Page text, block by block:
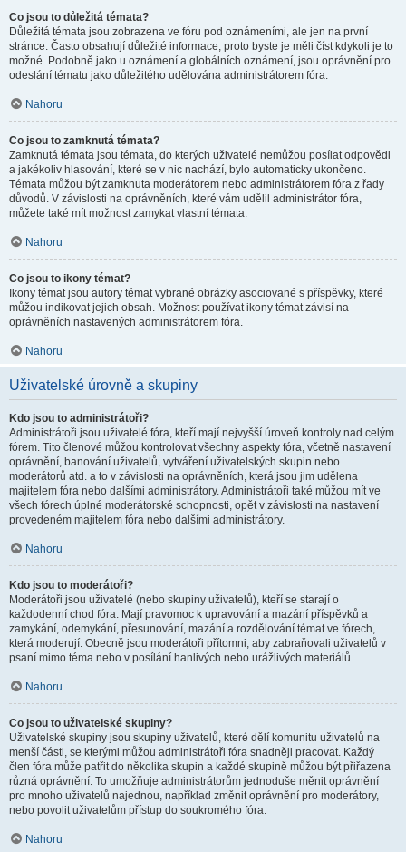
Co jsou to důležitá témata?
Důležitá témata jsou zobrazena ve fóru pod oznámeními, ale jen na první
stránce. Často obsahují důležité informace, proto byste je měli číst kdykoli je to
možné. Podobně jako u oznámení a globálních oznámení, jsou oprávnění pro
odeslání tématu jako důležitého udělována administrátorem fóra.
Nahoru
Co jsou to zamknutá témata?
Zamknutá témata jsou témata, do kterých uživatelé nemůžou posílat odpovědi
a jakékoliv hlasování, které se v nic nachází, bylo automaticky ukončeno.
Témata můžou být zamknuta moderátorem nebo administrátorem fóra z řady
důvodů. V závislosti na oprávněních, které vám udělil administrátor fóra,
můžete také mít možnost zamykat vlastní témata.
Nahoru
Co jsou to ikony témat?
Ikony témat jsou autory témat vybrané obrázky asociované s příspěvky, které
můžou indikovat jejich obsah. Možnost používat ikony témat závisí na
oprávněních nastavených administrátorem fóra.
Nahoru
Uživatelské úrovně a skupiny
Kdo jsou to administrátoři?
Administrátoři jsou uživatelé fóra, kteří mají nejvyšší úroveň kontroly nad celým
fórem. Tito členové můžou kontrolovat všechny aspekty fóra, včetně nastavení
oprávnění, banování uživatelů, vytváření uživatelských skupin nebo
moderátorů atd. a to v závislosti na oprávněních, která jsou jim udělena
majitelem fóra nebo dalšími administrátory. Administrátoři také můžou mít ve
všech fórech úplné moderátorské schopnosti, opět v závislosti na nastavení
provedeném majitelem fóra nebo dalšími administrátory.
Nahoru
Kdo jsou to moderátoři?
Moderátoři jsou uživatelé (nebo skupiny uživatelů), kteří se starají o
každodenní chod fóra. Mají pravomoc k upravování a mazání příspěvků a
zamykání, odemykání, přesunování, mazání a rozdělování témat ve fórech,
která moderují. Obecně jsou moderátoři přítomni, aby zabraňovali uživatelů v
psaní mimo téma nebo v posílání hanlivých nebo urážlivých materiálů.
Nahoru
Co jsou to uživatelské skupiny?
Uživatelské skupiny jsou skupiny uživatelů, které dělí komunitu uživatelů na
menší části, se kterými můžou administrátoři fóra snadněji pracovat. Každý
člen fóra může patřit do několika skupin a každé skupině můžou být přiřazena
různá oprávnění. To umožňuje administrátorům jednoduše měnit oprávnění
pro mnoho uživatelů najednou, například změnit oprávnění pro moderátory,
nebo povolit uživatelům přístup do soukromého fóra.
Nahoru